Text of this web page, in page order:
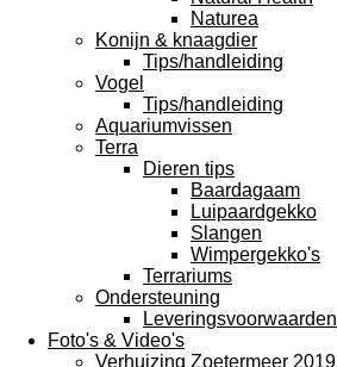
Naturea
Konijn & knaagdier
Tips/handleiding
Vogel
Tips/handleiding
Aquariumvissen
Terra
Dieren tips
Baardagaam
Luipaardgekko
Slangen
Wimpergekko's
Terrariums
Ondersteuning
Leveringsvoorwaarden
Foto's & Video's
Verhuizing Zoetermeer 2019